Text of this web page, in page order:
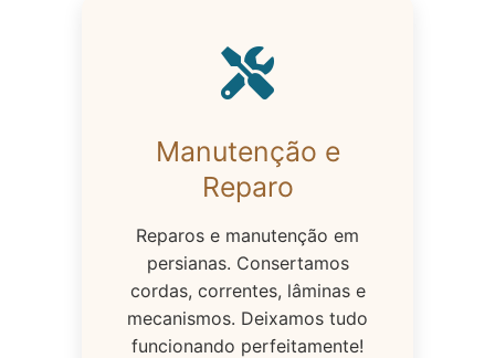
Manutenção e
Reparo
Reparos e manutenção em
persianas. Consertamos
cordas, correntes, lâminas e
mecanismos. Deixamos tudo
funcionando perfeitamente!